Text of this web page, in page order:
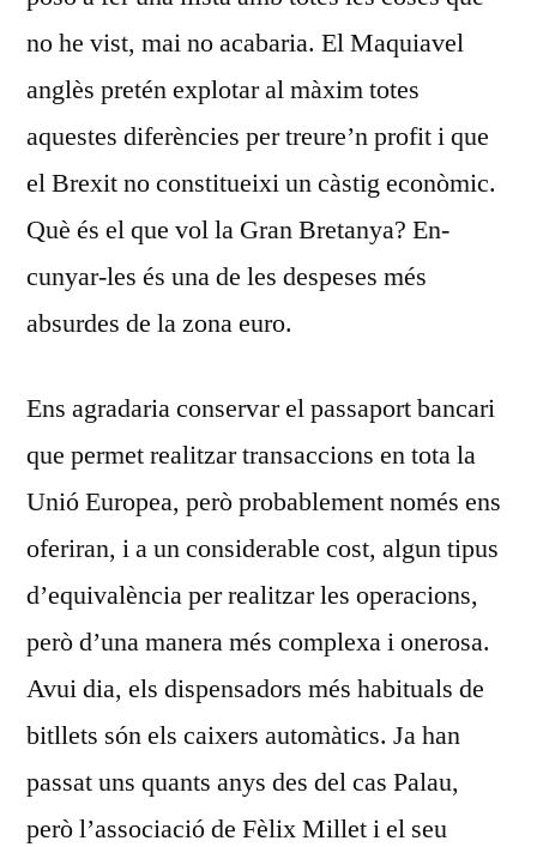
no he vist, mai no acabaria. El Maquiavel
anglès pretén explotar al màxim totes
aquestes diferències per treure’n profit i que
el Brexit no constitueixi un càstig econòmic.
Què és el que vol la Gran Bretanya? En­
cunyar-les és una de les despeses més
absurdes de la zona euro.
Ens agradaria conservar el passaport bancari
que permet realitzar transaccions en tota la
Unió Europea, però probablement només ens
oferiran, i a un considerable cost, algun tipus
d’equivalència per realitzar les operacions,
però d’una manera més complexa i onerosa.
Avui dia, els dispensadors més habi­tuals de
bitllets són els caixers automàtics. Ja han
passat uns quants anys des del cas Palau,
però l’asso­ciació de Fèlix Millet i el seu